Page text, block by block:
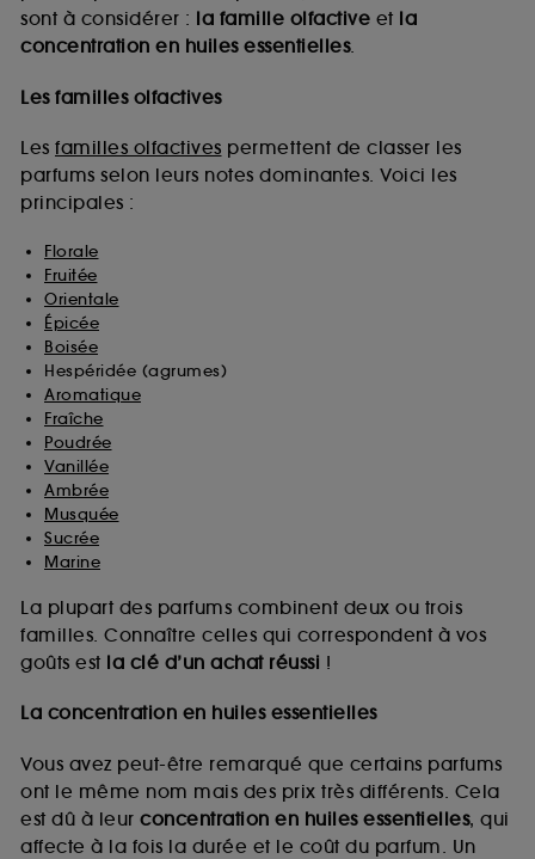
sont à considérer : la famille olfactive et la
concentration en huiles essentielles.
Les familles olfactives
Les familles olfactives permettent de classer les
parfums selon leurs notes dominantes. Voici les
principales :
Florale
Fruitée
Orientale
Épicée
Boisée
Hespéridée (agrumes)
Aromatique
Fraîche
Poudrée
Vanillée
Ambrée
Musquée
Sucrée
Marine
La plupart des parfums combinent deux ou trois
familles. Connaître celles qui correspondent à vos
goûts est la clé d’un achat réussi !
La concentration en huiles essentielles
Vous avez peut-être remarqué que certains parfums
ont le même nom mais des prix très différents. Cela
est dû à leur concentration en huiles essentielles, qui
affecte à la fois la durée et le coût du parfum. Un
Sephora pourra associer les informations de
navigation collectées par ces Cookies, pour les
collectées ou générées lors de votre activité en ligne
sur "continuer sans accepter". Voous pouvez à tout
moment choisir de retirer votrte consentement. Si vous
souhaitez obtenir plus d'information sur les cookies
utilisés, cliquez